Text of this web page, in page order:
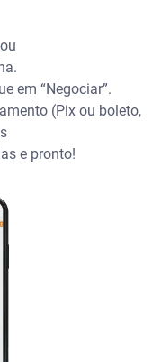
ou
em “Negociar”.
(Pix ou boleto,
e pronto!